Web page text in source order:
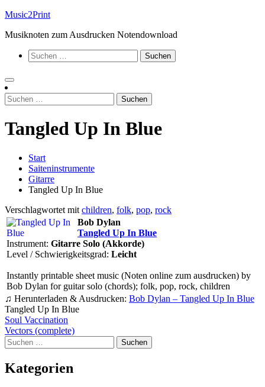
Zum
springen
Music2Print
Musiknoten zum Ausdrucken Notendownload
Suchen
nach:
Suchen
nach:
Tangled Up In Blue
Start
Saiteninstrumente
Gitarre
Tangled Up In Blue
Verschlagwortet mit children, folk, pop, rock
Bob Dylan
Tangled Up In Blue
Instrument: Gitarre Solo (Akkorde)
Level / Schwierigkeitsgrad: Leicht
Instantly printable sheet music (Noten online zum ausdrucken) by
Bob Dylan for guitar solo (chords); folk, pop, rock, children
♫ Herunterladen & Ausdrucken: Bob Dylan – Tangled Up In Blue
Tangled Up In Blue
Beitragsnavigation
Soul Vaccination
Vectors (complete)
Suchen
nach:
Kategorien